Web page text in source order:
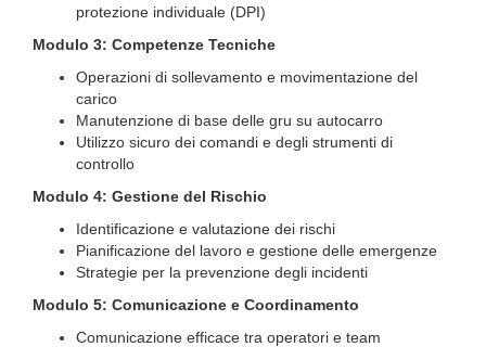
protezione individuale (DPI)
Modulo 3: Competenze Tecniche
Operazioni di sollevamento e movimentazione del
carico
Manutenzione di base delle gru su autocarro
Utilizzo sicuro dei comandi e degli strumenti di
controllo
Modulo 4: Gestione del Rischio
Identificazione e valutazione dei rischi
Pianificazione del lavoro e gestione delle emergenze
Strategie per la prevenzione degli incidenti
Modulo 5: Comunicazione e Coordinamento
Comunicazione efficace tra operatori e team